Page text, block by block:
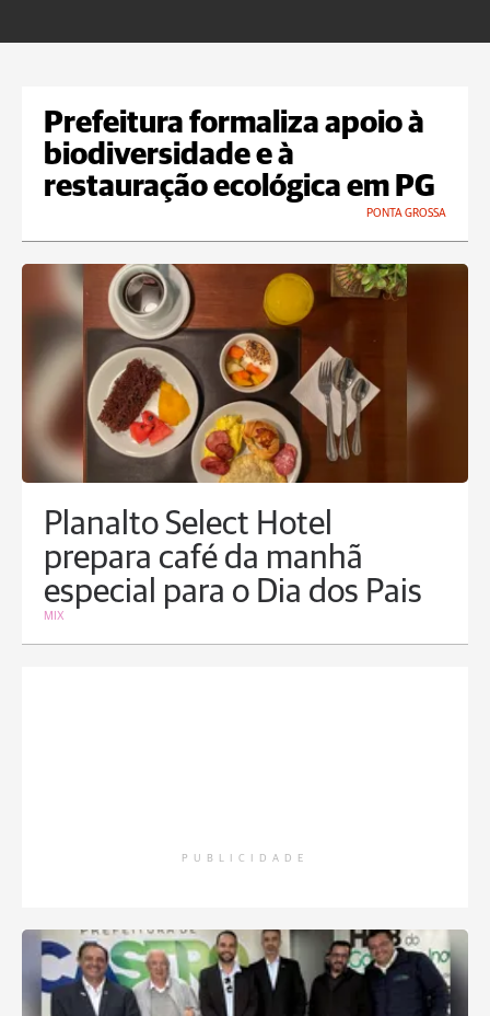
Prefeitura formaliza apoio à
biodiversidade e à
restauração ecológica em PG
PONTA GROSSA
Planalto Select Hotel
prepara café da manhã
especial para o Dia dos Pais
MIX
PUBLICIDADE